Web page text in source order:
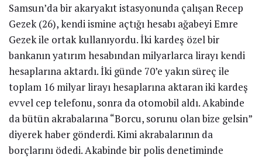
Samsun’da bir akaryakıt istasyonunda çalışan Recep
Gezek (26), kendi ismine açtığı hesabı ağabeyi Emre
Gezek ile ortak kullanıyordu. İki kardeş özel bir
bankanın yatırım hesabından milyarlarca lirayı kendi
hesaplarına aktardı. İki günde 70’e yakın süreç ile
toplam 16 milyar lirayı hesaplarına aktaran iki kardeş
evvel cep telefonu, sonra da otomobil aldı. Akabinde
da bütün akrabalarına “Borcu, sorunu olan bize gelsin”
diyerek haber gönderdi. Kimi akrabalarının da
borçlarını ödedi. Akabinde bir polis denetiminde